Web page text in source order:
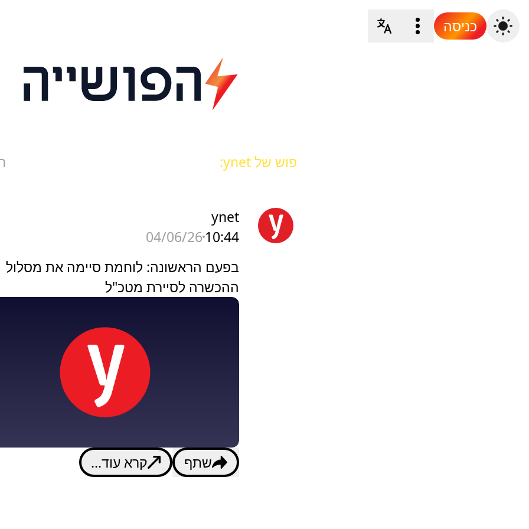
כניסה
פוש של ynet:
ynet
10:44
04/06/26
בפעם הראשונה: לוחמת סיימה את מסלול
ההכשרה לסיירת מטכ"ל
קרא עוד... שתף